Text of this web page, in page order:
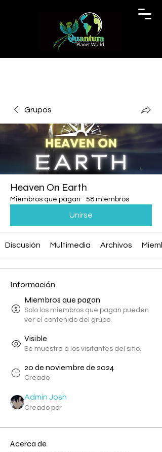
Grupos
Heaven On Earth
Miembros que pagan · 58 miembros
Unirse
Discusión Multimedia Archivos
Información
Miembros que pagan
Solo los miembros que pagan pueden
ver el contenido del grupo.
Visible
Se muestra a los visitantes del sitio.
20 de noviembre de 2024
Creado
Admin Josh
Creado por
Acerca de